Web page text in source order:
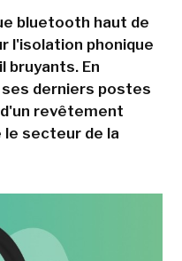
bluetooth haut de
l'isolation phonique
bruyants. En
ses derniers postes
revêtement
secteur de la